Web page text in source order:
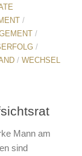
/
/
/
/ WECHSEL
Mann am
sind